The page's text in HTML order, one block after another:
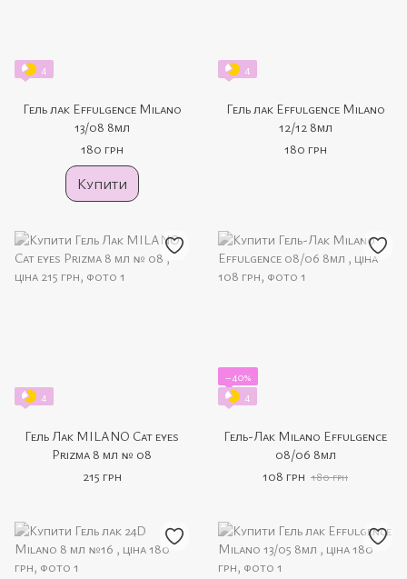
4
Гель лак Effulgence Milano
13/08 8мл
180 грн
Купити
4
Гель лак Effulgence Milano
12/12 8мл
180 грн
4
Гель Лак MILANO Cat eyes
Prizma 8 мл № 08
215 грн
−40%
4
Гель-Лак Milano Effulgence
08/06 8мл
108 грн 180 грн